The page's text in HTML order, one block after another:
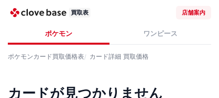
買取表 店舗案内
ポケモン ワンピース
ポケモンカード買取価格表 カード詳細 買取価格
カードが見つかりません